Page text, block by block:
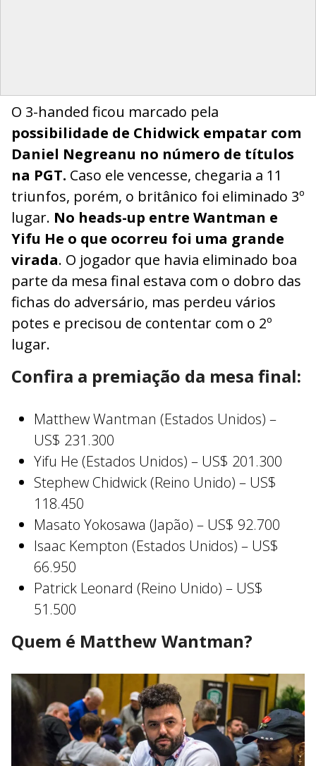
O 3-handed ficou marcado pela
possibilidade de Chidwick empatar com
Daniel Negreanu no número de títulos
na PGT. Caso ele vencesse, chegaria a 11
triunfos, porém, o britânico foi eliminado 3º
lugar. No heads-up entre Wantman e
Yifu He o que ocorreu foi uma grande
virada. O jogador que havia eliminado boa
parte da mesa final estava com o dobro das
fichas do adversário, mas perdeu vários
potes e precisou de contentar com o 2º
lugar.
Confira a premiação da mesa final:
Matthew Wantman (Estados Unidos) –
US$ 231.300
Yifu He (Estados Unidos) – US$ 201.300
Stephew Chidwick (Reino Unido) – US$
118.450
Masato Yokosawa (Japão) – US$ 92.700
Isaac Kempton (Estados Unidos) – US$
66.950
Patrick Leonard (Reino Unido) – US$
51.500
Quem é Matthew Wantman?